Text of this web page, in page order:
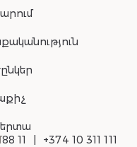
88 11 +374 10 311 111